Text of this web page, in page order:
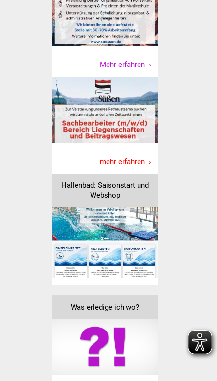
Schulen
Kindergärten
Volkshochschule
Soziale Einrichtungen
Kirchen
Kinder- und
Familienzentrum
Stadtwerke
Suenergie
Ärzte und Apotheken
Mehr erfahren
mehr erfahren
Hallenbad: Saisonstart und
Webshop
Was erledige ich wo?